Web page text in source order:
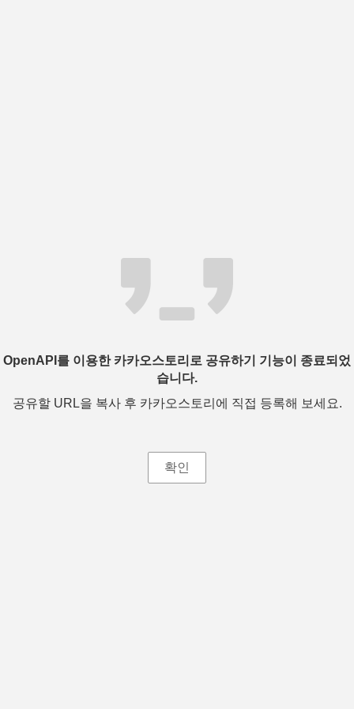
OpenAPI를 이용한 카카오스토리로 공유하기 기능이 종료되었
습니다.
공유할 URL을 복사 후 카카오스토리에 직접 등록해 보세요.
확인